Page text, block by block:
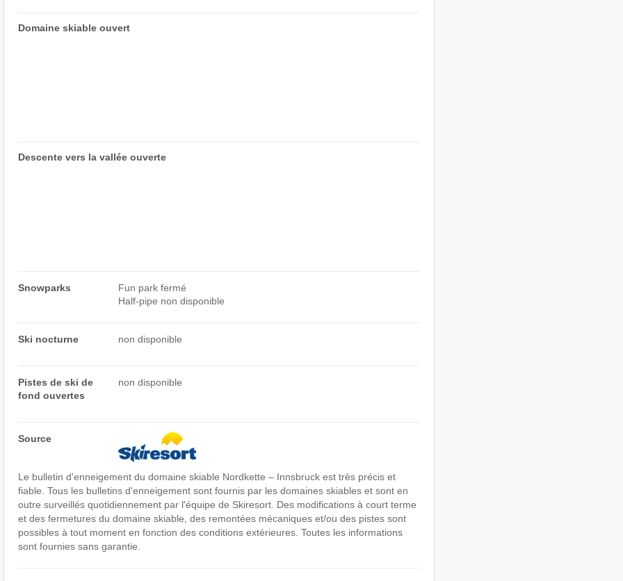
Domaine skiable ouvert
Descente vers la vallée ouverte
Snowparks
Fun park fermé
Half-pipe non disponible
Ski nocturne non disponible
Pistes de ski de
fond ouvertes
non disponible
Source
Le bulletin d'enneigement du domaine skiable Nordkette – Innsbruck est très précis et
fiable. Tous les bulletins d'enneigement sont fournis par les domaines skiables et sont en
outre surveillés quotidiennement par l'équipe de Skiresort. Des modifications à court terme
et des fermetures du domaine skiable, des remontées mécaniques et/ou des pistes sont
possibles à tout moment en fonction des conditions extérieures. Toutes les informations
sont fournies sans garantie.